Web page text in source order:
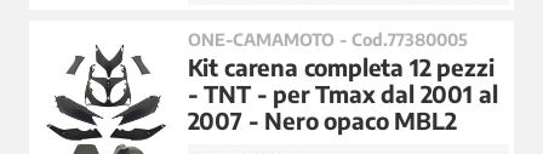
ONE-CAMAMOTO - Cod.77380005
Kit carena completa 12 pezzi
- TNT - per Tmax dal 2001 al
2007 - Nero opaco MBL2